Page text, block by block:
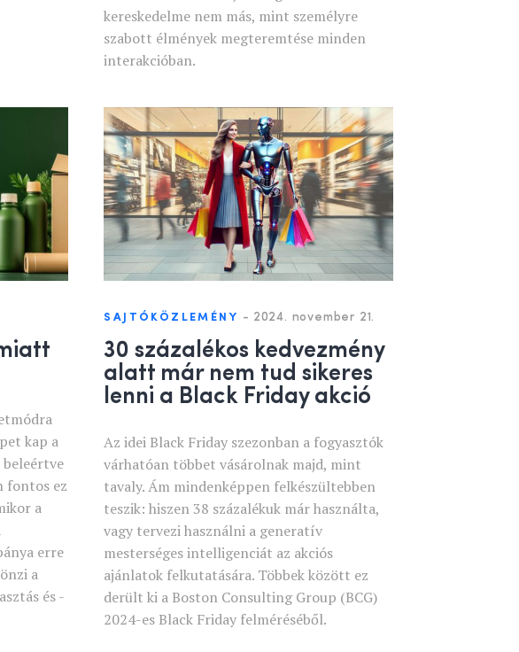
kereskedelme nem más, mint személyre
szabott élmények megteremtése minden
interakcióban.
kap a
beleértve
fontos ez
a
erre
a
és -
SAJTÓKÖZLEMÉNY - 2024. november 21.
30 százalékos kedvezmény
alatt már nem tud sikeres
lenni a Black Friday akció
Az idei Black Friday szezonban a fogyasztók
várhatóan többet vásárolnak majd, mint
tavaly. Ám mindenképpen felkészültebben
teszik: hiszen 38 százalékuk már használta,
vagy tervezi használni a generatív
mesterséges intelligenciát az akciós
ajánlatok felkutatására. Többek között ez
derült ki a Boston Consulting Group (BCG)
2024-es Black Friday felméréséből.